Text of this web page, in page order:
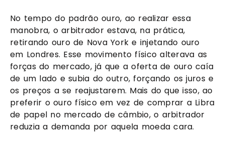
No tempo do padrão ouro, ao realizar essa
manobra, o arbitrador estava, na prática,
retirando ouro de Nova York e injetando ouro
em Londres. Esse movimento físico alterava as
forças do mercado, já que a oferta de ouro caía
de um lado e subia do outro, forçando os juros e
os preços a se reajustarem. Mais do que isso, ao
preferir o ouro físico em vez de comprar a Libra
de papel no mercado de câmbio, o arbitrador
reduzia a demanda por aquela moeda cara.